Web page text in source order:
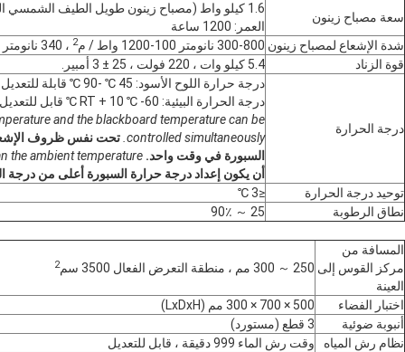
سعة مصباح زينون
1.6 كيلو واط (مصباح زينون طويل الطيف الشمسي الكامل) 3 قطع ،
العمر: 1200 ساعة
شدة الإشعاع لمصباح زينون 300-800 نانومتر 100-1200 واط / م 2 ، 340 نانومتر 0.25-0.65 واط / م
قوة الزناد 5.4 كيلو وات ، 220 فولت ، 25 ± 3 أمبير.
درجة الحرارة
درجة حرارة اللوح الأسود: 45 ℃ -90 ℃ قابلة للتعديل (تحت ظروف الإضاءة)
درجة الحرارة البيئية: RT + 10 ℃ -60 ℃ قابل للتعديل
and the blackboard temperature can be
controlled simultaneously. تحت نفس ظروف
السبورة في وقت واحد. the ambient temperature
أن يكون إعداد درجة حرارة السبورة أعلى من درجة
توحيد درجة الحرارة
≤3 ℃
نطاق الرطوبة
25 ～ 90٪
المسافة من
مركز القوس إلى
العينة
250 ～ 300 مم ، منطقة التعرض الفعال 3500 سم 2
اختبار الفضاء
500 × 700 × 300 مم (LxDxH)
أنبوبة ضوئية
3 قطع (مستورد)
نظام رش المياه
وقت رش الماء 999 دقيقة ، قابل للتعديل